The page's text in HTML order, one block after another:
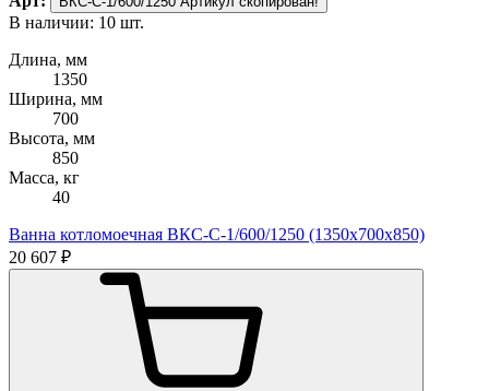
В наличии: 10 шт.
Длина, мм
1350
Ширина, мм
700
Высота, мм
850
Масса, кг
40
Ванна котломоечная ВКС-С-1/600/1250 (1350х700х850)
20 607 ₽